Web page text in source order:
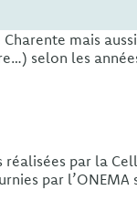
Charente mais
selon les
par la
par